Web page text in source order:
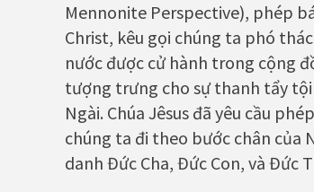
Mennonite Perspective), phép
Christ, kêu gọi chúng ta phó
nước được cử hành trong cộng
tượng trưng cho sự thanh tẩy
Ngài. Chúa Jêsus đã yêu cầu
chúng ta đi theo bước chân của
danh Đức Cha, Đức Con, và Đức